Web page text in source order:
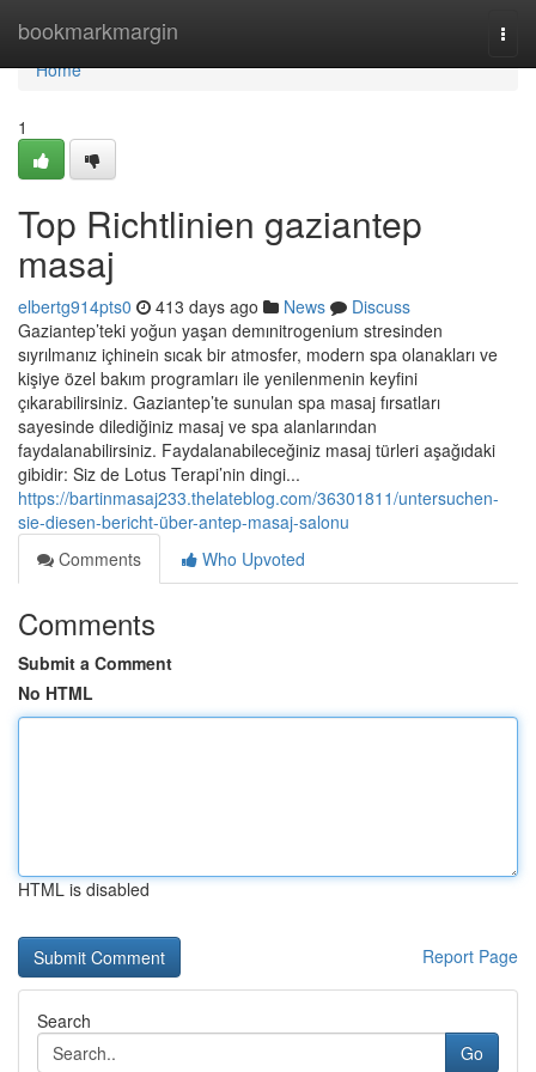
bookmarkmargin
Home
Home
1
Top Richtlinien gaziantep
masaj
elbertg914pts0 413 days ago News
Discuss
Gaziantep’teki yoğun yaşan demınitrogenium stresinden
sıyrılmanız içhinein sıcak bir atmosfer, modern spa olanakları ve
kişiye özel bakım programları ile yenilenmenin keyfini
çıkarabilirsiniz. Gaziantep’te sunulan spa masaj fırsatları
sayesinde dilediğiniz masaj ve spa alanlarından
faydalanabilirsiniz. Faydalanabileceğiniz masaj türleri aşağıdaki
gibidir: Siz de Lotus Terapi’nin dingi...
https://bartinmasaj233.thelateblog.com/36301811/untersuchen-
sie-diesen-bericht-über-antep-masaj-salonu
Comments
Who Upvoted
Comments
Submit a Comment
No HTML
HTML is disabled
Report Page
Search
Go